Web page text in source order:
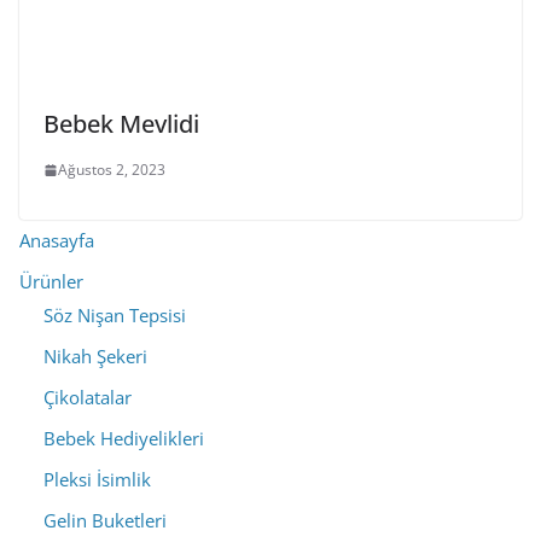
Bebek Mevlidi
Ağustos 2, 2023
Anasayfa
Ürünler
Söz Nişan Tepsisi
Nikah Şekeri
Çikolatalar
Bebek Hediyelikleri
Pleksi İsimlik
Gelin Buketleri